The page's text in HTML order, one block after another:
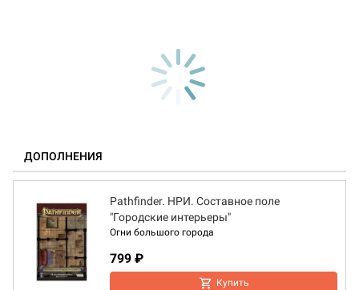
ДОПОЛНЕНИЯ
Pathfinder. НРИ. Составное поле
"Городские интерьеры"
Огни большого города
799 ₽
Купить